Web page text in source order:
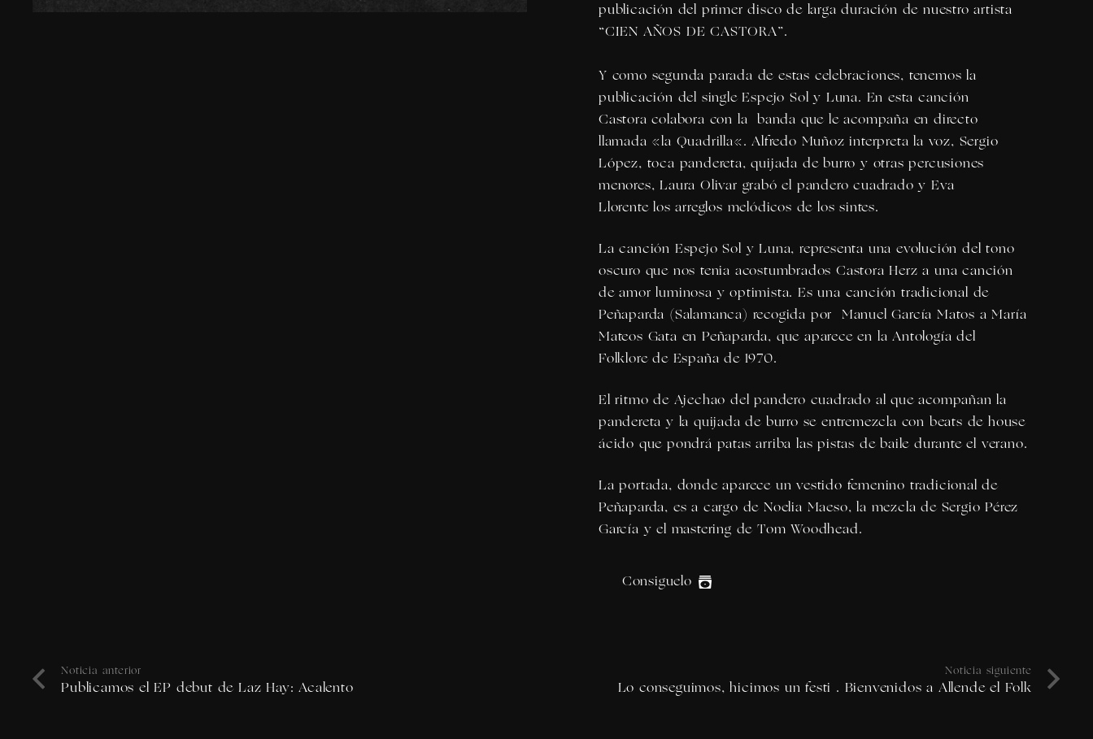
publicación del primer disco de larga duración de nuestro artista
“CIEN AÑOS DE CASTORA”.
Y como segunda parada de estas celebraciones, tenemos la
publicación del singleEspejo Sol y Luna. En esta canción
Castora colabora con la banda que le acompaña en directo
llamada «la Quadrilla«.Alfredo Muñoz interpreta la voz, Sergio
López, toca pandereta, quijada de burro y otras percusiones
menores,Laura Olivar grabó el pandero cuadrado yEva
Llorentelos arreglos melódicos de los sintes.
La canción Espejo Sol y Luna, representa una evolución del tono
oscuro que nos tenia acostumbrados Castora Herz a una canción
de amor luminosa y optimista. Es una canción tradicional de
Peñaparda (Salamanca) recogida por Manuel García Matos a María
Mateos Gata en Peñaparda, que aparece en la Antología del
Folklore de España de 1970.
El ritmo de Ajechao del pandero cuadrado al que acompañan la
pandereta y la quijada de burro se entremezcla con beats de house
ácido que pondrá patas arriba las pistas de baile durante el verano.
La portada, donde aparece un vestido femenino tradicional de
Peñaparda, es a cargo de Noelia Maeso, la mezcla de Sergio Pérez
García y el mastering de Tom Woodhead.
Consiguelo
Noticia anterior
Publicamos el EP debut de Laz Hay: Acalento
Noticia siguiente
Lo conseguimos, hicimos un festi . Bienvenidos a Allende el Folk